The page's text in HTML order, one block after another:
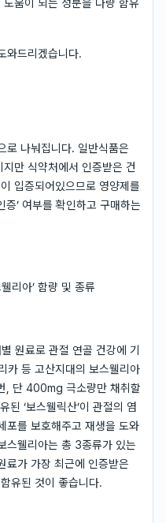
움이 되는 성분을 다량 함유
와드리겠습니다.
로 나눠집니다. 일반식품은
만 식약처에서 인증받은 건
입증되어있으므로 영양제를
증’ 여부를 확인하고 구매하는
리아’ 함량 및 종류
원료로 관절 연골 건강에 기
카 등 고산지대의 보스웰리아
, 단 400mg 극소량만 채취할
된 ‘보스웰릭산’이 관절의 염
포를 보호해주고 재생을 도와
스웰리아는 총 3종류가 있는
료가 가장 최근에 인증받은
유된 것이 좋습니다.